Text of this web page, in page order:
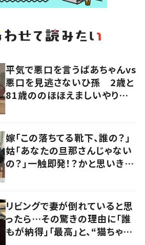
平気で悪口を言うばあちゃんvs
悪口を見逃さないひ孫 2歳と
81歳ののほほえましいやり取り
嫁「この落ちてる靴下、誰の？」
姑「あなたの旦那さんじゃない
の？」一触即発！？かと思いき
リビングで妻が倒れていると思
ったら…その驚きの理由に「誰
もが納得」「最高」と、“猫ちゃん